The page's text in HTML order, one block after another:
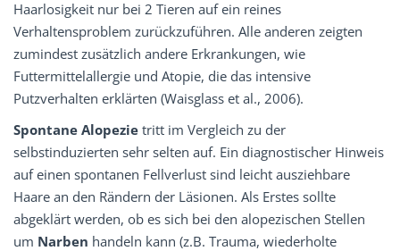
Haarlosigkeit nur bei 2 Tieren auf ein reines
Verhaltensproblem zurückzuführen. Alle anderen zeigten
zumindest zusätzlich andere Erkrankungen, wie
Futtermittelallergie und Atopie, die das intensive
Putzverhalten erklärten (Waisglass et al., 2006).
Spontane Alopezie tritt im Vergleich zu der
selbstinduzierten sehr selten auf. Ein diagnostischer Hinweis
auf einen spontanen Fellverlust sind leicht ausziehbare
Haare an den Rändern der Läsionen. Als Erstes sollte
abgeklärt werden, ob es sich bei den alopezischen Stellen
um Narben handeln kann (z.B. Trauma, wiederholte